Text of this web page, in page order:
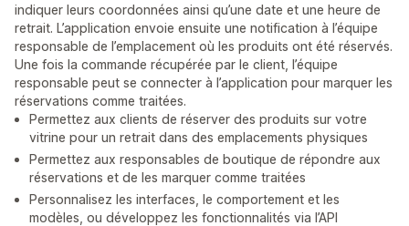
indiquer leurs coordonnées ainsi qu’une date et une heure de
retrait. L’application envoie ensuite une notification à l’équipe
responsable de l’emplacement où les produits ont été réservés.
Une fois la commande récupérée par le client, l’équipe
responsable peut se connecter à l’application pour marquer les
réservations comme traitées.
Permettez aux clients de réserver des produits sur votre
vitrine pour un retrait dans des emplacements physiques
Permettez aux responsables de boutique de répondre aux
réservations et de les marquer comme traitées
Personnalisez les interfaces, le comportement et les
modèles, ou développez les fonctionnalités via l’API